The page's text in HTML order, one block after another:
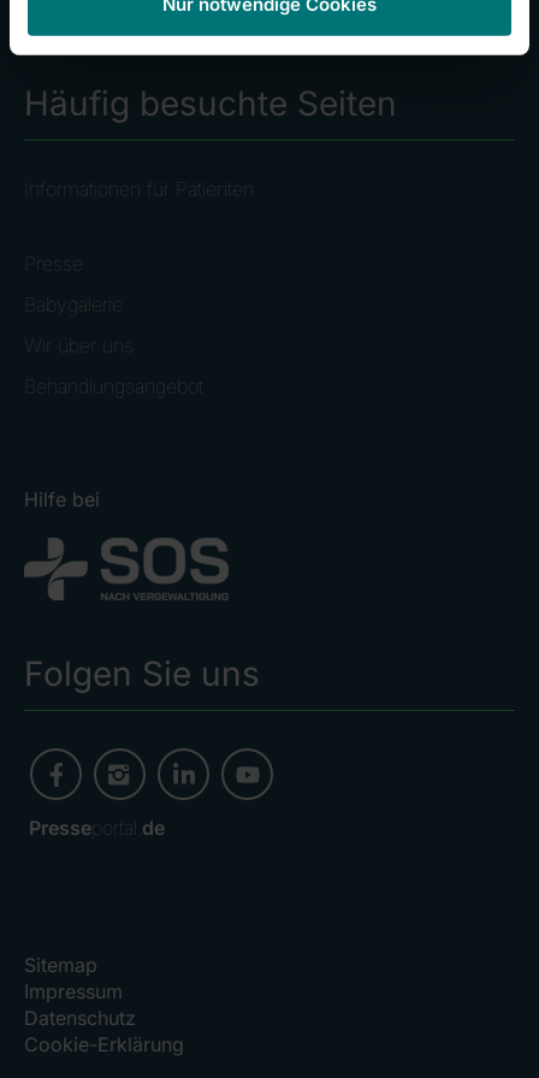
Zentralklinik Bad Berka
Häufig besuchte Seiten
Informationen für Patienten
Presse
Babygalerie
Wir über uns
Behandlungsangebot
Hilfe bei
Folgen Sie uns
Presseportal. de
Sitemap
Impressum
Datenschutz
Cookie-Erklärung